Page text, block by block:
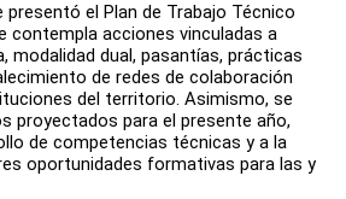
presentó el Plan de Trabajo Técnico
contempla acciones vinculadas a
modalidad dual, pasantías, prácticas
de redes de colaboración
del territorio. Asimismo, se
proyectados para el presente año,
de competencias técnicas y a la
oportunidades formativas para las y